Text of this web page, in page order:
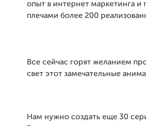
опыт в интернет маркетинга
плечами более 200
Все сейчас горят желанием
свет этот замечательные
Нам нужно создать еще 30